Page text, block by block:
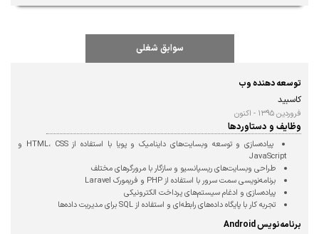
سوابق شغلی
توسعه دهنده وب
کاسبید
فروردین ۱۳۹۵ - اکنون
وظایف و دستاوردها
JavaScript
طراحی وبسایت‌های ریسپانسیو و سازگار با مرورگرهای مختلف
برنامه‌نویسی سمت سرور با استفاده از PHP و فریمورک Laravel
پیاده‌سازی و ادغام سیستم‌های پرداخت الکترونیکی
تجربه کار با پایگاه داده‌های رابطه‌ای و استفاده از SQL برای مدیریت داده‌ها
برنامه‌نویس Android